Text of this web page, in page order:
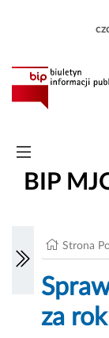
BIP
Strona
za